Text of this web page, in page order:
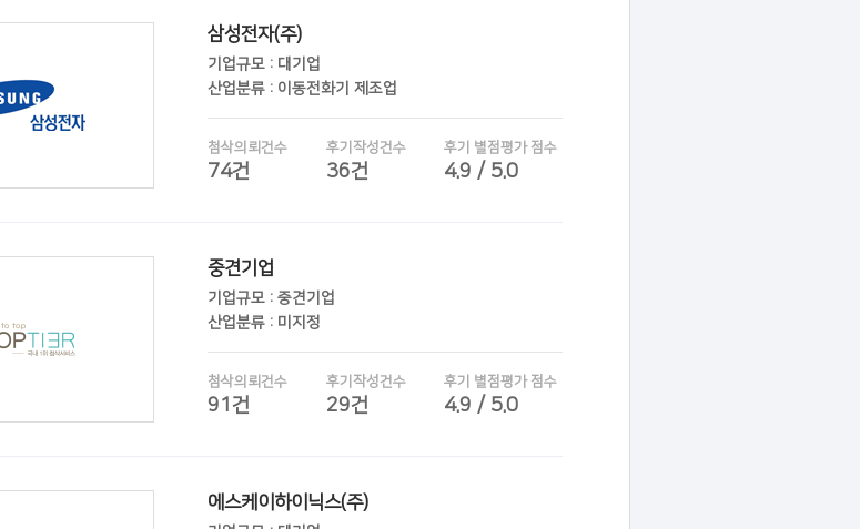
삼성전자(주)
기업규모 : 대기업
산업분류 : 이동전화기 제조업
첨삭의뢰건수
74건
후기작성건수
36건
후기 별점평가 점수
4.9 / 5.0
중견기업
기업규모 : 중견기업
산업분류 : 미지정
첨삭의뢰건수
91건
후기작성건수
29건
후기 별점평가 점수
4.9 / 5.0
에스케이하이닉스(주)